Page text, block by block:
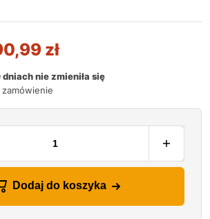
zł
nie zmieniła się
Dodaj do koszyka